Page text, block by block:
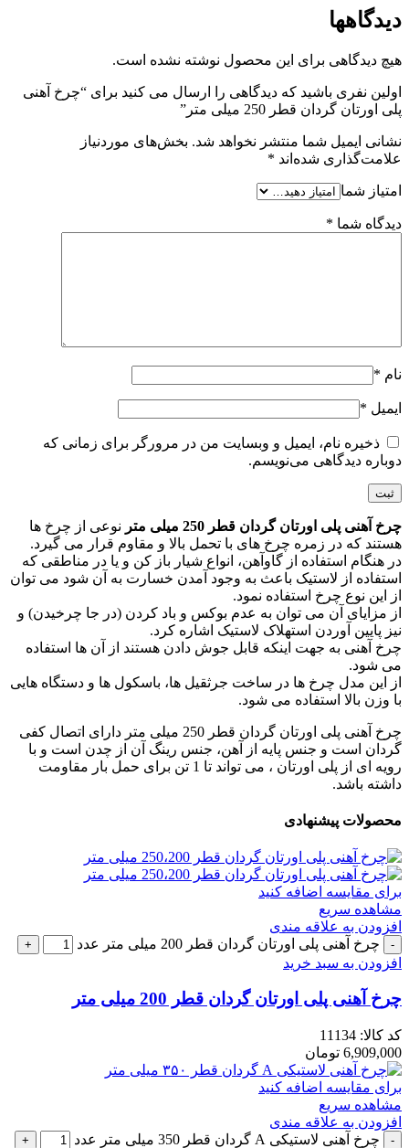
دیدگاهها
هیچ دیدگاهی برای این محصول نوشته نشده است.
اولین نفری باشید که دیدگاهی را ارسال می کنید برای “چرخ آهنی
پلی اورتان گردان قطر 250 میلی متر”
نشانی ایمیل شما منتشر نخواهد شد. بخش‌های موردنیاز
علامت‌گذاری شده‌اند *
امتیاز شما
دیدگاه شما *
نام *
ایمیل *
ذخیره نام، ایمیل و وبسایت من در مرورگر برای زمانی که
دوباره دیدگاهی می‌نویسم.
چرخ آهنی پلی اورتان گردان قطر 250 میلی متر
نوعی از چرخ ها
هستند که در زمره چرخ های با تحمل بالا و مقاوم قرار می گیرد.
در هنگام استفاده از گاوآهن، انواع شیار باز کن و یا در مناطقی که
استفاده از لاستیک باعث به وجود آمدن خسارت به آن شود می توان
از این نوع چرخ استفاده نمود.
از مزایای آن می توان به عدم بوکس و باد کردن (در جا چرخیدن) و
نیز پایین آوردن استهلاک لاستیک اشاره کرد.
چرخ آهنی به جهت اینکه قابل جوش دادن هستند از آن ها استفاده
می شود.
از این مدل چرخ ها در ساخت جرثقیل ها، باسکول ها و دستگاه هایی
با وزن بالا استفاده می شود.
چرخ آهنی پلی اورتان گردان قطر 250 میلی متر دارای اتصال کفی
گردان است و جنس پایه از آهن، جنس رینگ آن از چدن است و با
رویه ای از پلی اورتان ، می تواند تا 1 تن برای حمل بار مقاومت
داشته باشد.
محصولات پیشنهادی
برای مقایسه اضافه کنید
مشاهده سریع
افزودن به علاقه مندی
چرخ آهنی پلی اورتان گردان قطر 200 میلی متر عدد
افزودن به سبد خرید
چرخ آهنی پلی اورتان گردان قطر 200 میلی متر
کد کالا: 11134
6,909,000 تومان
برای مقایسه اضافه کنید
مشاهده سریع
افزودن به علاقه مندی
چرخ آهنی لاستیکی A گردان قطر 350 میلی متر عدد